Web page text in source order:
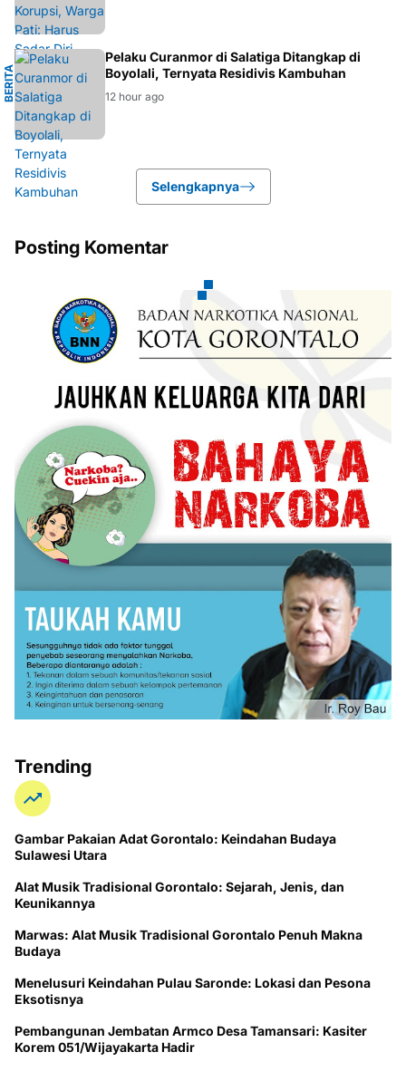
B
E
R
I
T
A
K
R
I
M
I
N
AL
Pelaku Curanmor di Salatiga Ditangkap di
Boyolali, Ternyata Residivis Kambuhan
12 hour ago
Selengkapnya
Posting Komentar
Trending
Gambar Pakaian Adat Gorontalo: Keindahan Budaya
Sulawesi Utara
Alat Musik Tradisional Gorontalo: Sejarah, Jenis, dan
Keunikannya
Marwas: Alat Musik Tradisional Gorontalo Penuh Makna
Budaya
Menelusuri Keindahan Pulau Saronde: Lokasi dan Pesona
Eksotisnya
Pembangunan Jembatan Armco Desa Tamansari: Kasiter
Korem 051/Wijayakarta Hadir